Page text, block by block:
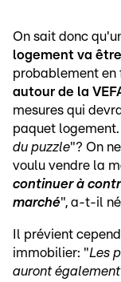
On sait donc
logement va
probablement en
autour de la
mesures qui
paquet
du puzzle"? On
voulu vendre la
continuer à
marché", a-t-il
Il prévient
immobilier: "Les
auront